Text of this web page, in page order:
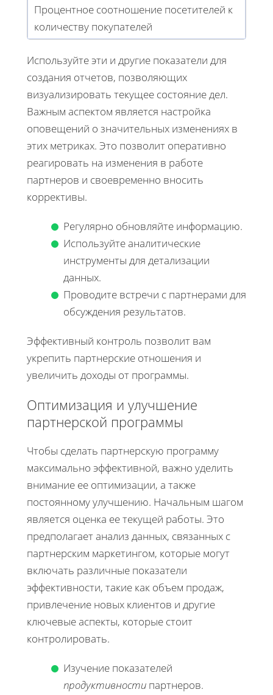
Процентное соотношение посетителей к
количеству покупателей
Используйте эти и другие показатели для
создания отчетов, позволяющих
визуализировать текущее состояние дел.
Важным аспектом является настройка
оповещений о значительных изменениях в
этих метриках. Это позволит оперативно
реагировать на изменения в работе
партнеров и своевременно вносить
коррективы.
Регулярно обновляйте информацию.
Используйте аналитические
инструменты для детализации
данных.
Проводите встречи с партнерами для
обсуждения результатов.
Эффективный контроль позволит вам
укрепить партнерские отношения и
увеличить доходы от программы.
Оптимизация и улучшение
партнерской программы
Чтобы сделать партнерскую программу
максимально эффективной, важно уделить
внимание ее оптимизации, а также
постоянному улучшению. Начальным шагом
является оценка ее текущей работы. Это
предполагает анализ данных, связанных с
партнерским маркетингом, которые могут
включать различные показатели
эффективности, такие как объем продаж,
привлечение новых клиентов и другие
ключевые аспекты, которые стоит
контролировать.
Изучение показателей
продуктивности партнеров.